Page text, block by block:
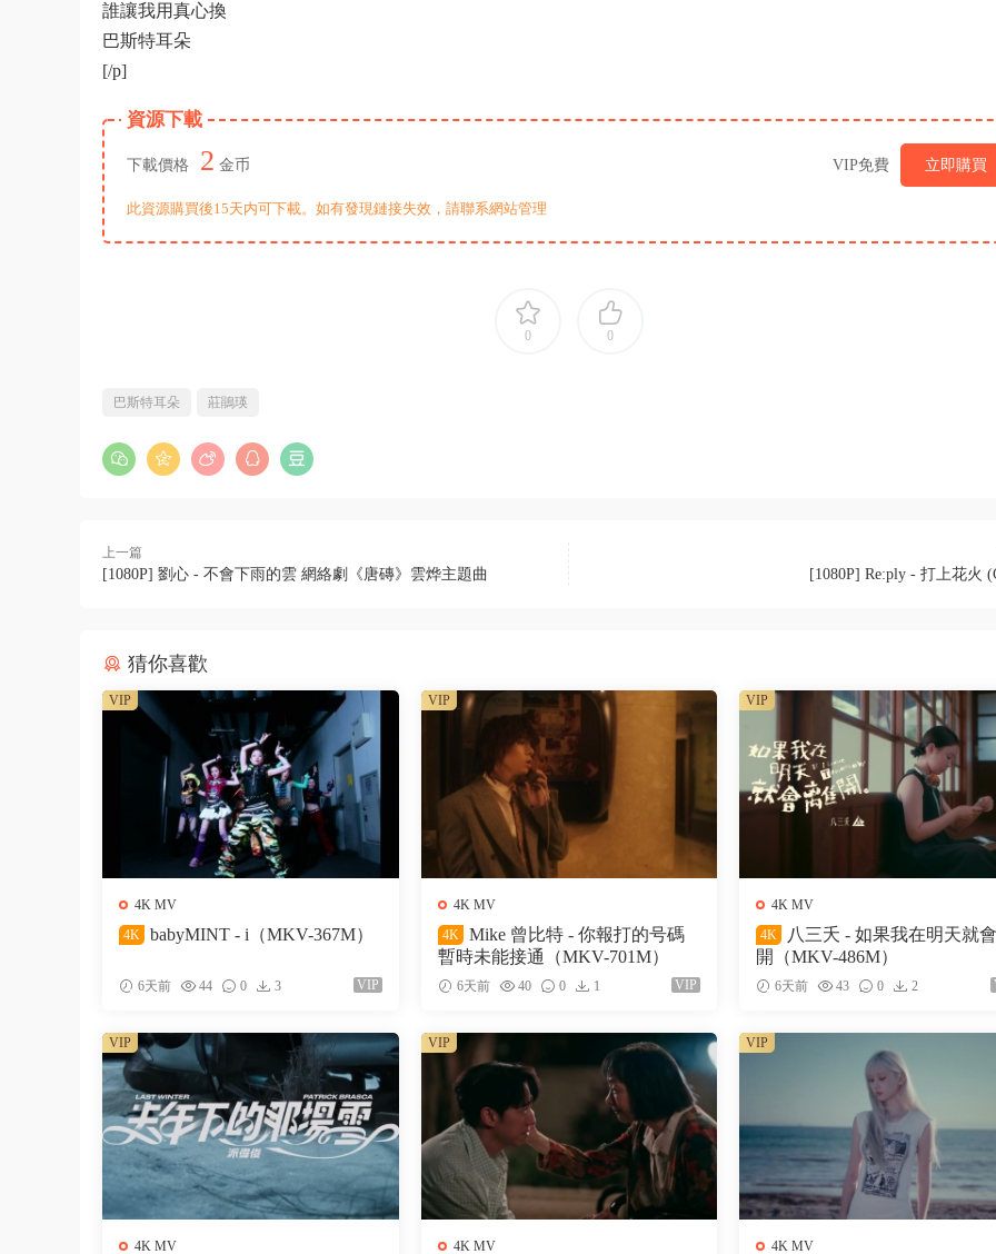
誰讓我用真心換
巴斯特耳朵
[/p]
資源下載
下載價格 2 金币 VIP免費 立即購買
此資源購買後15天内可下載。如有發現鏈接失效，請聯系網站管理
0 0
巴斯特耳朵 莊鵑瑛
上一篇
[1080P] 劉心 - 不會下雨的雲 網絡劇《唐磚》雲烨主題曲 [1080P] Re:ply - 打上花火
猜你喜歡
4K MV
4K
babyMINT - i（MKV-367M）
6天前 44 0 3 VIP
VIP
4K MV
4K
Mike 曾比特 - 你報打的号碼
暫時未能接通（MKV-701M）
6天前 40 0 1 VIP
VIP
4K MV
4K
八三夭 - 如果我在明天就
開（MKV-486M）
6天前 43 0 2
VIP
4K MV
VIP
4K MV
VIP
4K MV
VIP